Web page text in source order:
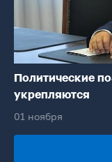
Политические
укрепляются
01 ноября